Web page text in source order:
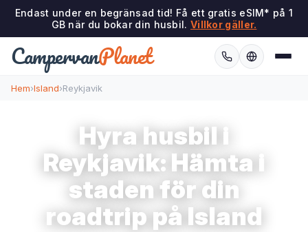
Endast under en begränsad tid! Få ett gratis eSIM* på 1
GB när du bokar din husbil. Villkor gäller.
CampervanPlanet
Hem›Island›Reykjavik
Hyra husbil i
Reykjavik: Hämta i
staden för din
roadtrip på Island